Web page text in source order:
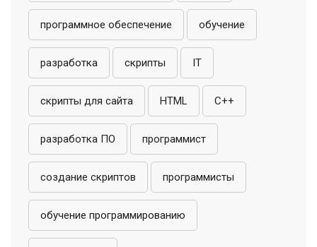
программное обеспечение обучение
разработка скрипты IT
скрипты для сайта HTML C++
разработка ПО программист
создание скриптов программисты
обучение программированию